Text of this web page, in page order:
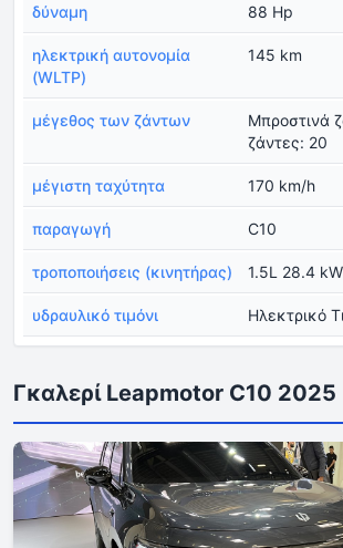
δύναμη 88 Hp
ηλεκτρική αυτονομία
(WLTP)
145 km
μέγεθος των ζάντων
Μπροστινά
ζάντες: 20
μέγιστη ταχύτητα 170 km/h
παραγωγή C10
τροποποιήσεις (κινητήρας) 1.5L 28.4
υδραυλικό τιμόνι Ηλεκτρικό
Γκαλερί Leapmotor C10 2025